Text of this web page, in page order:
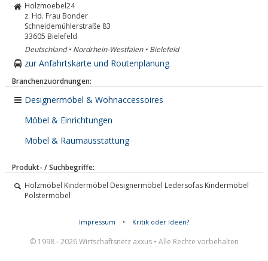
Holzmoebel24
z. Hd. Frau Bonder
Schneidemühlerstraße 83
33605 Bielefeld
Deutschland • Nordrhein-Westfalen • Bielefeld
zur Anfahrtskarte und Routenplanung
Branchenzuordnungen:
Designermöbel & Wohnaccessoires
Möbel & Einrichtungen
Möbel & Raumausstattung
Produkt- / Suchbegriffe:
Holzmöbel Kindermöbel Designermöbel Ledersofas Kindermöbel
Polstermöbel
Impressum • Kritik oder Ideen?
© 1998 - 2026 Wirtschaftsnetz axxus • Alle Rechte vorbehalten